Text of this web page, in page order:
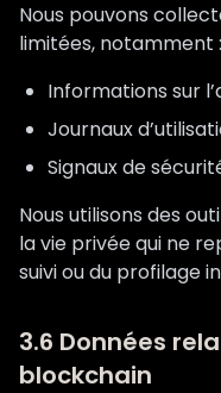
Nous pouvons
limitées, notamment :
Informations sur
Journaux
Signaux de
Nous utilisons des
la vie privée qui ne
suivi ou du profilage
3.6 Données
blockchain